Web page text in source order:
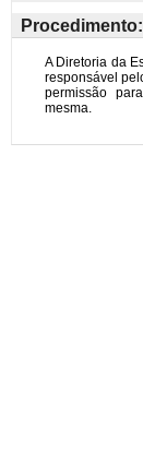
Procedimento: